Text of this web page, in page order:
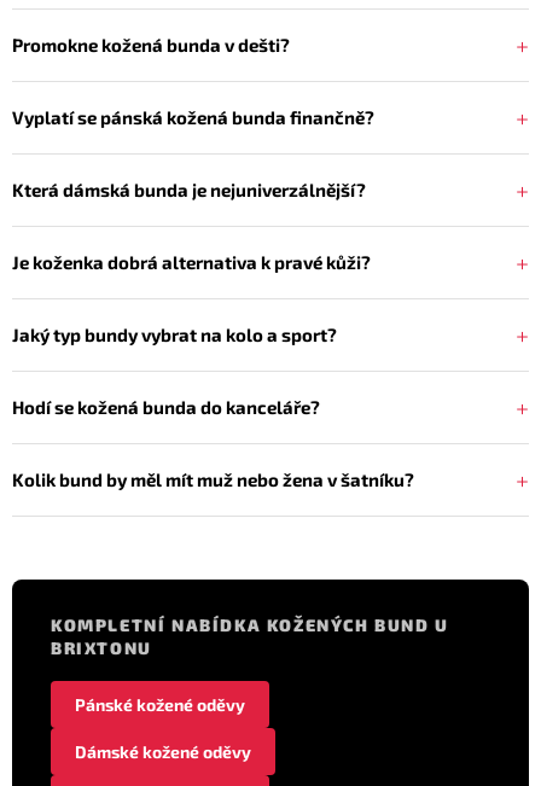
Promokne kožená bunda v dešti?
Vyplatí se pánská kožená bunda finančně?
Která dámská bunda je nejuniverzálnější?
Je koženka dobrá alternativa k pravé kůži?
Jaký typ bundy vybrat na kolo a sport?
Hodí se kožená bunda do kanceláře?
Kolik bund by měl mít muž nebo žena v šatníku?
KOMPLETNÍ NABÍDKA KOŽENÝCH BUND U
BRIXTONU
Pánské kožené oděvy
Dámské kožené oděvy